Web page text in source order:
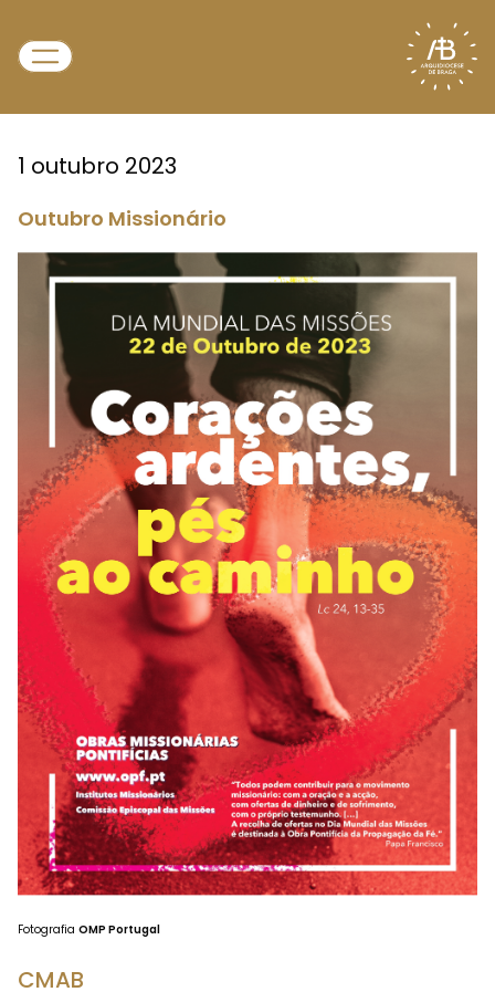
1 outubro 2023
Outubro Missionário
Fotografia OMP Portugal
CMAB